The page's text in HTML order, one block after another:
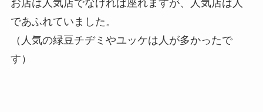
お店は人気店でなければ座れますが、人気店は人
であふれていました。
（人気の緑豆チヂミやユッケは人が多かったで
す）